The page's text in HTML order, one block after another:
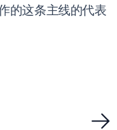
的这条主线的代表